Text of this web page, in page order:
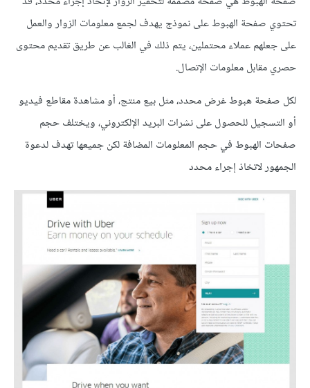
تحتوي صفحة الهبوط على نموذج يهدف لجمع معلومات الزوار والعمل
على جعلهم عملاء محتملين، يتم ذلك في الغالب عن طريق تقديم محتوى
حصري مقابل معلومات الإتصال.
لكل صفحة هبوط غرض محدد، مثل بيع منتج، أو مشاهدة مقاطع فيديو
أو التسجيل للحصول على نشرات البريد الإلكتروني، ويختلف حجم
صفحات الهبوط في حجم المعلومات المضافة لكن جميعها تهدف لدعوة
الجمهور لاتخاذ إجراء محدد